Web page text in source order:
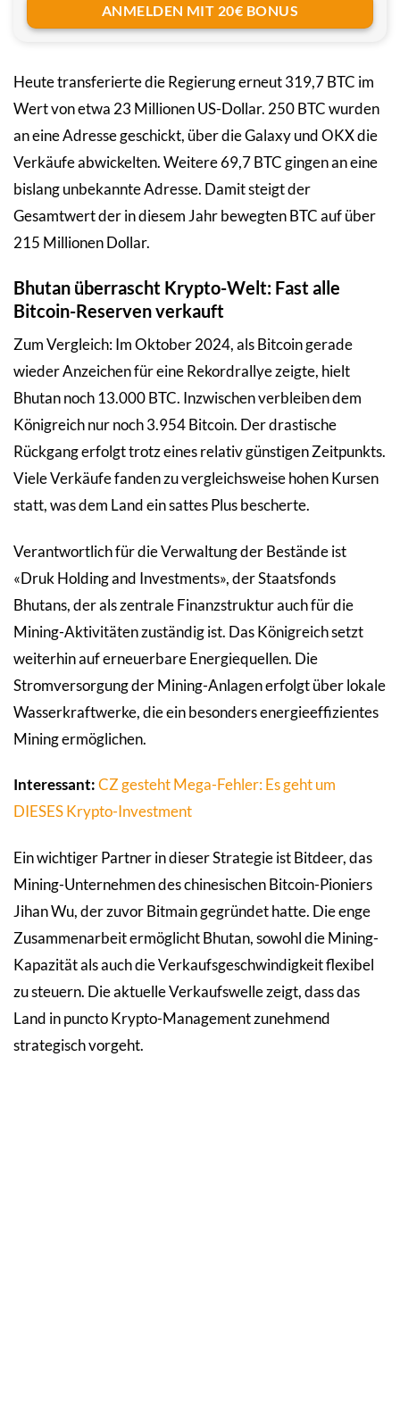
ANMELDEN MIT 20€ BONUS
Heute transferierte die Regierung erneut 319,7 BTC im
Wert von etwa 23 Millionen US-Dollar. 250 BTC wurden
an eine Adresse geschickt, über die Galaxy und OKX die
Verkäufe abwickelten. Weitere 69,7 BTC gingen an eine
bislang unbekannte Adresse. Damit steigt der
Gesamtwert der in diesem Jahr bewegten BTC auf über
215 Millionen Dollar.
Bhutan überrascht Krypto-Welt: Fast alle
Bitcoin-Reserven verkauft
Zum Vergleich: Im Oktober 2024, als Bitcoin gerade
wieder Anzeichen für eine Rekordrallye zeigte, hielt
Bhutan noch 13.000 BTC. Inzwischen verbleiben dem
Königreich nur noch 3.954 Bitcoin. Der drastische
Rückgang erfolgt trotz eines relativ günstigen Zeitpunkts.
Viele Verkäufe fanden zu vergleichsweise hohen Kursen
statt, was dem Land ein sattes Plus bescherte.
Verantwortlich für die Verwaltung der Bestände ist
«Druk Holding and Investments», der Staatsfonds
Bhutans, der als zentrale Finanzstruktur auch für die
Mining-Aktivitäten zuständig ist. Das Königreich setzt
weiterhin auf erneuerbare Energiequellen. Die
Stromversorgung der Mining-Anlagen erfolgt über lokale
Wasserkraftwerke, die ein besonders energieeffizientes
Mining ermöglichen.
Interessant:CZ gesteht Mega-Fehler: Es geht um
DIESES Krypto-Investment
Ein wichtiger Partner in dieser Strategie ist Bitdeer, das
Mining-Unternehmen des chinesischen Bitcoin-Pioniers
Jihan Wu, der zuvor Bitmain gegründet hatte. Die enge
Zusammenarbeit ermöglicht Bhutan, sowohl die Mining-
Kapazität als auch die Verkaufsgeschwindigkeit flexibel
zu steuern. Die aktuelle Verkaufswelle zeigt, dass das
Land in puncto Krypto-Management zunehmend
strategisch vorgeht.